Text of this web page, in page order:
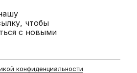
чтобы
с новыми
конфиденциальности